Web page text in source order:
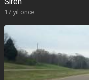
Siren
17 yıl önce